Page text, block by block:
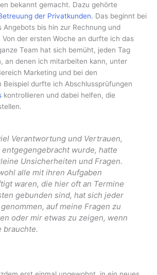
bekannt gemacht. Dazu gehörte
der Privatkunden. Das beginnt bei
Angebots bis hin zur Rechnung und
Von der ersten Woche an durfte ich das
Team hat sich bemüht, jeden Tag
an denen ich mitarbeiten kann, unter
Marketing und bei den
Beispiel durfte ich Abschlussprüfungen
kontrollieren und dabei helfen, die
Verantwortung und Vertrauen,
entgegengebracht wurde, hatte
Unsicherheiten und Fragen.
alle mit ihren Aufgaben
waren, die hier oft an Termine
gebunden sind, hat sich jeder
auf meine Fragen zu
oder mir etwas zu zeigen, wenn
brauchte.